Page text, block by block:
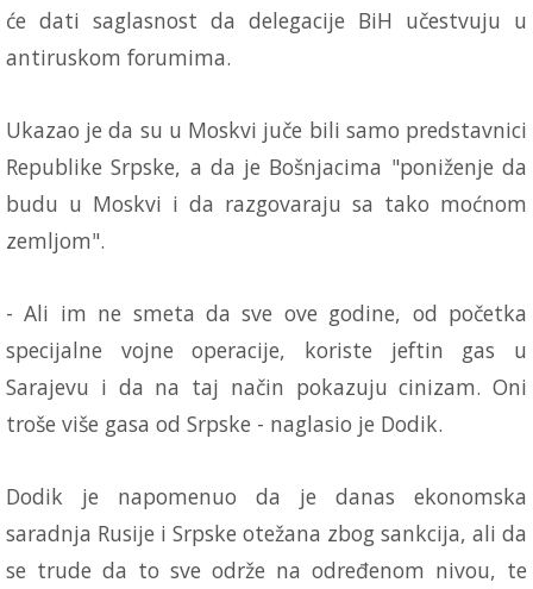
će dati saglasnost da delegacije BiH učestvuju u
antiruskom forumima.
Ukazao je da su u Moskvi juče bili samo predstavnici
Republike Srpske, a da je Bošnjacima "poniženje da
budu u Moskvi i da razgovaraju sa tako moćnom
zemljom".
- Ali im ne smeta da sve ove godine, od početka
specijalne vojne operacije, koriste jeftin gas u
Sarajevu i da na taj način pokazuju cinizam. Oni
troše više gasa od Srpske - naglasio je Dodik.
Dodik je napomenuo da je danas ekonomska
saradnja Rusije i Srpske otežana zbog sankcija, ali da
se trude da to sve održe na određenom nivou, te